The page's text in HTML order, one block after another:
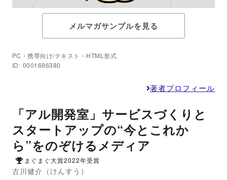
メルマガサンプルを見る
PC・携帯向け/テキスト・HTML形式
ID: 0001696380
著者プロフィール
「アル開発室」サービスづくりと
スタートアップの“今とこれか
ら”をのぞけるメディア
まぐまぐ大賞2022年受賞
古川健介（けんすう）